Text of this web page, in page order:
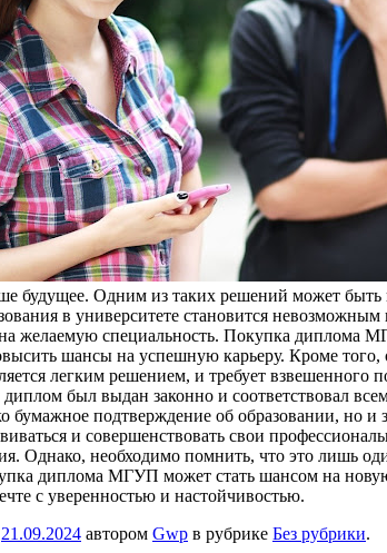
будущее. Одним из таких решений может быть
в университете становится
желаемую специальность. Покупка диплома
шансы на успешную карьеру. Кроме
легким решением, и требует взвешенного
был выдан законно и соответствовал
бумажное подтверждение об образовании, но
и совершенствовать свои
Однако, необходимо помнить, что это лишь
диплома МГУП может стать шансом на
с уверенностью и настойчивостью.
21.09.2024 автором Gwp в рубрике Без рубрики.